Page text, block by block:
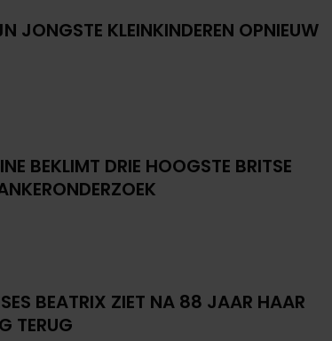
JONGSTE KLEINKINDEREN OPNIEUW
BEKLIMT DRIE HOOGSTE BRITSE
BEATRIX ZIET NA 88 JAAR HAAR
TERUG